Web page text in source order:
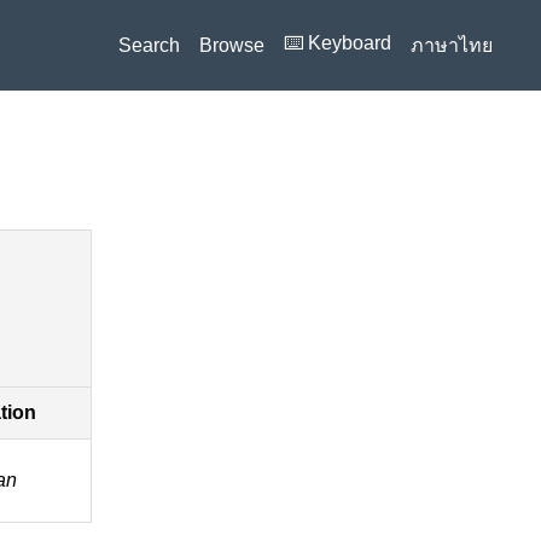
Search Browse ⌨️ Keyboard ภาษาไทย